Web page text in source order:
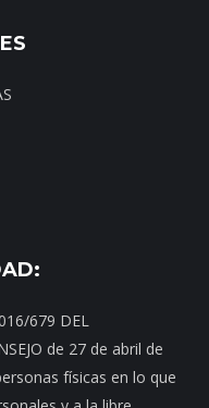
679 DEL
de 27 de abril de
físicas en lo que